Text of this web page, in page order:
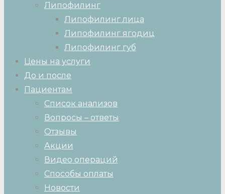
Липофилинг
Липофилинг лица
Липофилинг ягодиц
Липофилинг губ
Цены на услуги
До и после
Пациентам
Список анализов
Вопросы – ответы
Отзывы
Акции
Видео операций
Способы оплаты
Новости